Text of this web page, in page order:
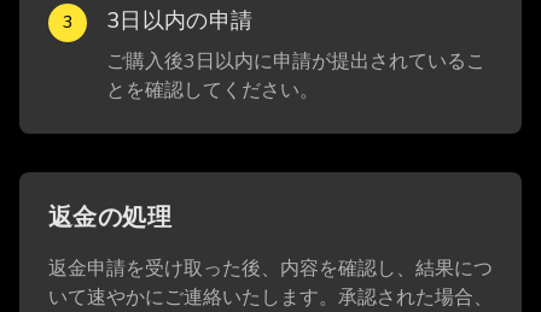
3 3日以内の申請
ご購入後3日以内に申請が提出されているこ
とを確認してください。
返金の処理
返金申請を受け取った後、内容を確認し、結果につ
いて速やかにご連絡いたします。承認された場合、